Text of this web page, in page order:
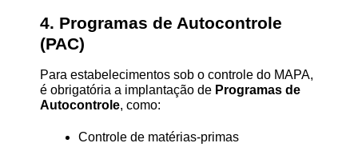
4. Programas de Autocontrole
(PAC)
Para estabelecimentos sob o controle do MAPA,
é obrigatória a implantação de Programas de
Autocontrole, como:
Controle de matérias-primas